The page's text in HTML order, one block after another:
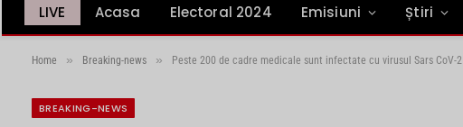
LIVE Acasa Electoral 2024 Emisiuni Știri
Home » Breaking-news » Peste 200 de cadre medicale sunt infectate cu virusul Sars CoV-2
BREAKING-NEWS